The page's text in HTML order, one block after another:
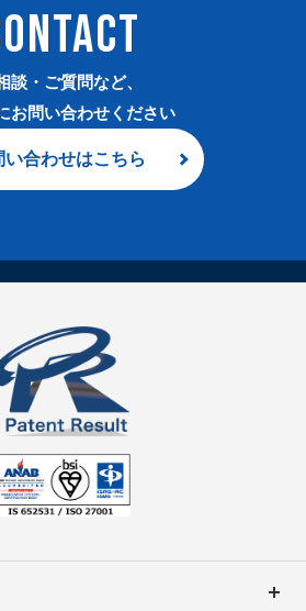
談・ご質問など、
お問い合わせください
い合わせはこちら